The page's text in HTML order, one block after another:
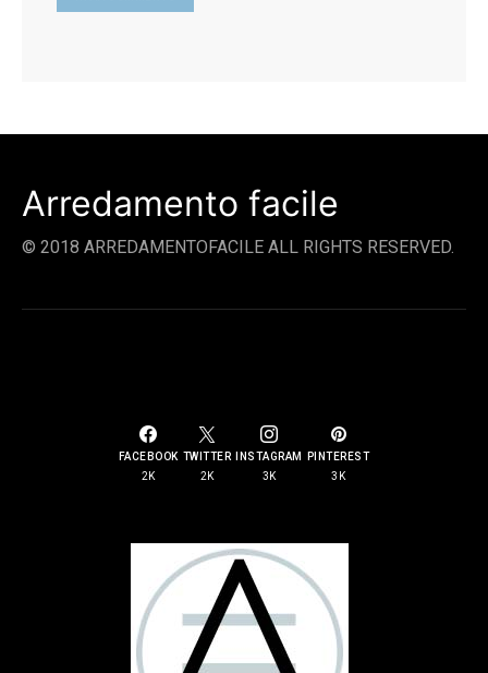
Arredamento facile
© 2018 ARREDAMENTOFACILE ALL RIGHTS RESERVED.
FACEBOOK
2K
TWITTER
2K
INSTAGRAM
3K
PINTEREST
3K